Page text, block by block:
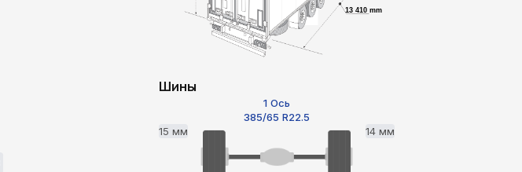
13 410 mm
Шины
1 Ось
385/65 R22.5
15 мм
14 мм